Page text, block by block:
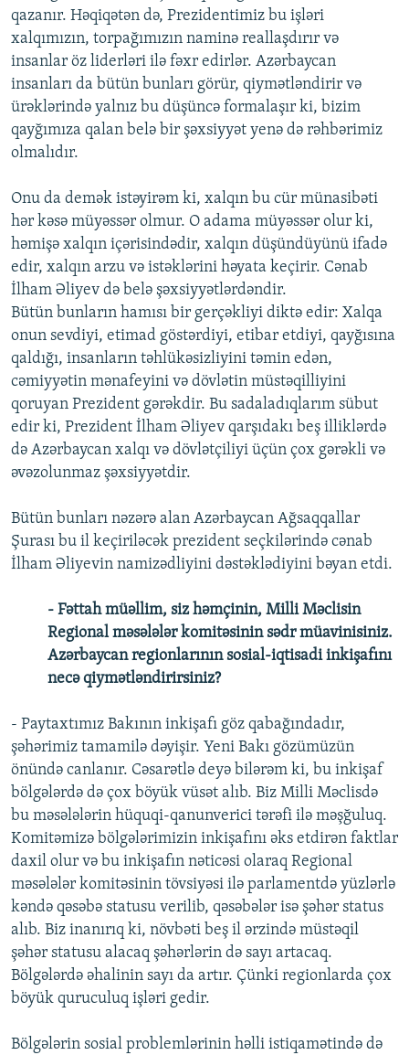
qazanır. Həqiqətən də, Prezidentimiz bu işləri
xalqımızın, torpağımızın naminə reallaşdırır və
insanlar öz liderləri ilə fəxr edirlər. Azərbaycan
insanları da bütün bunları görür, qiymətləndirir və
ürəklərində yalnız bu düşüncə formalaşır ki, bizim
qayğımıza qalan belə bir şəxsiyyət yenə də rəhbərimiz
olmalıdır.
Onu da demək istəyirəm ki, xalqın bu cür münasibəti
hər kəsə müyəssər olmur. O adama müyəssər olur ki,
həmişə xalqın içərisindədir, xalqın düşündüyünü ifadə
edir, xalqın arzu və istəklərini həyata keçirir. Cənab
İlham Əliyev də belə şəxsiyyətlərdəndir.
Bütün bunların hamısı bir gerçəkliyi diktə edir: Xalqa
onun sevdiyi, etimad göstərdiyi, etibar etdiyi, qayğısına
qaldığı, insanların təhlükəsizliyini təmin edən,
cəmiyyətin mənafeyini və dövlətin müstəqilliyini
qoruyan Prezident gərəkdir. Bu sadaladıqlarım sübut
edir ki, Prezident İlham Əliyev qarşıdakı beş illiklərdə
də Azərbaycan xalqı və dövlətçiliyi üçün çox gərəkli və
əvəzolunmaz şəxsiyyətdir.
Bütün bunları nəzərə alan Azərbaycan Ağsaqqallar
Şurası bu il keçiriləcək prezident seçkilərində cənab
İlham Əliyevin namizədliyini dəstəklədiyini bəyan etdi.
- Fəttah müəllim, siz həmçinin, Milli Məclisin
Regional məsələlər komitəsinin sədr müavinisiniz.
Azərbaycan regionlarının sosial-iqtisadi inkişafını
necə qiymətləndirirsiniz?
- Paytaxtımız Bakının inkişafı göz qabağındadır,
şəhərimiz tamamilə dəyişir. Yeni Bakı gözümüzün
önündə canlanır. Cəsarətlə deyə bilərəm ki, bu inkişaf
bölgələrdə də çox böyük vüsət alıb. Biz Milli Məclisdə
bu məsələlərin hüquqi-qanunverici tərəfi ilə məşğuluq.
Komitəmizə bölgələrimizin inkişafını əks etdirən faktlar
daxil olur və bu inkişafın nəticəsi olaraq Regional
məsələlər komitəsinin tövsiyəsi ilə parlamentdə yüzlərlə
kəndə qəsəbə statusu verilib, qəsəbələr isə şəhər status
alıb. Biz inanırıq ki, növbəti beş il ərzində müstəqil
şəhər statusu alacaq şəhərlərin də sayı artacaq.
Bölgələrdə əhalinin sayı da artır. Çünki regionlarda çox
böyük quruculuq işləri gedir.
Bölgələrin sosial problemlərinin həlli istiqamətində də